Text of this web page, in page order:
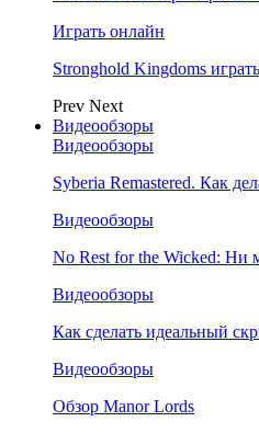
Играть онлайн
Stronghold Kingdoms
Prev Next
Видеообзоры
Видеообзоры
Syberia Remastered. Как
Видеообзоры
No Rest for the Wicked: Ни
Видеообзоры
Как сделать идеальный
Видеообзоры
Обзор Manor Lords